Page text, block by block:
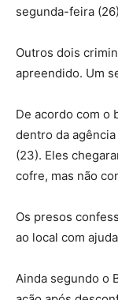
segunda-feira
Outros dois
apreendido. Um
De acordo com o
dentro da
(23). Eles
cofre, mas não
Os presos
ao local com
Ainda segundo o